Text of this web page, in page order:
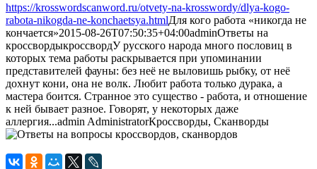
https://krosswordscanword.ru/otvety-na-krosswordy/dlya-kogo-
rabota-nikogda-ne-konchaetsya.htmlДля кого работа «никогда не
кончается»2015-08-26T07:50:35+04:00adminОтветы на
кроссвордыкроссвордУ русского народа много пословиц в
которых тема работы раскрывается при упоминании
представителей фауны: без неё не выловишь рыбку, от неё
дохнут кони, она не волк. Любит работа только дурака, а
мастера боится. Странное это существо - работа, и отношение
к ней бывает разное. Говорят, у некоторых даже
аллергия...admin AdministratorКроссворды, Сканворды